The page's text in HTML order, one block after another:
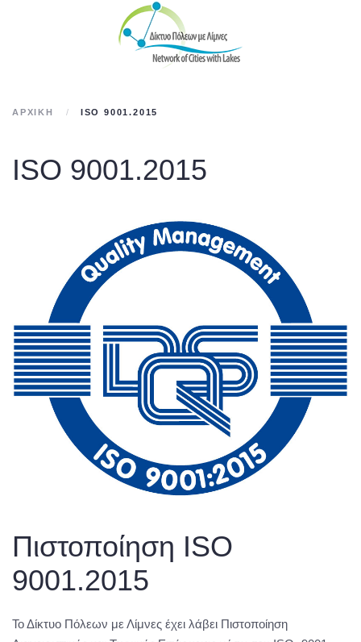
Skip to main content
ΑΡΧΙΚΉ ISO 9001.2015
ISO 9001.2015
Πιστοποίηση ISO
9001.2015
Το Δίκτυο Πόλεων με Λίμνες έχει λάβει Πιστοποίηση